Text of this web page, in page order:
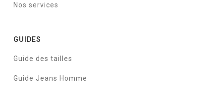
Nos services
GUIDES
Guide des tailles
Guide Jeans Homme